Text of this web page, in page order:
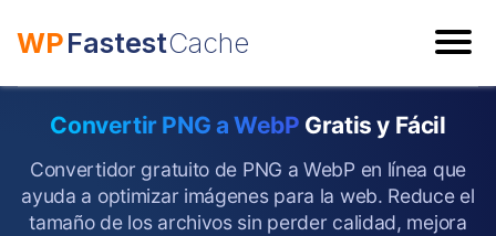
WPFastestCache
Convertir PNG a WebP Gratis y Fácil
Convertidor gratuito de PNG a WebP en línea que
ayuda a optimizar imágenes para la web. Reduce el
tamaño de los archivos sin perder calidad, mejora